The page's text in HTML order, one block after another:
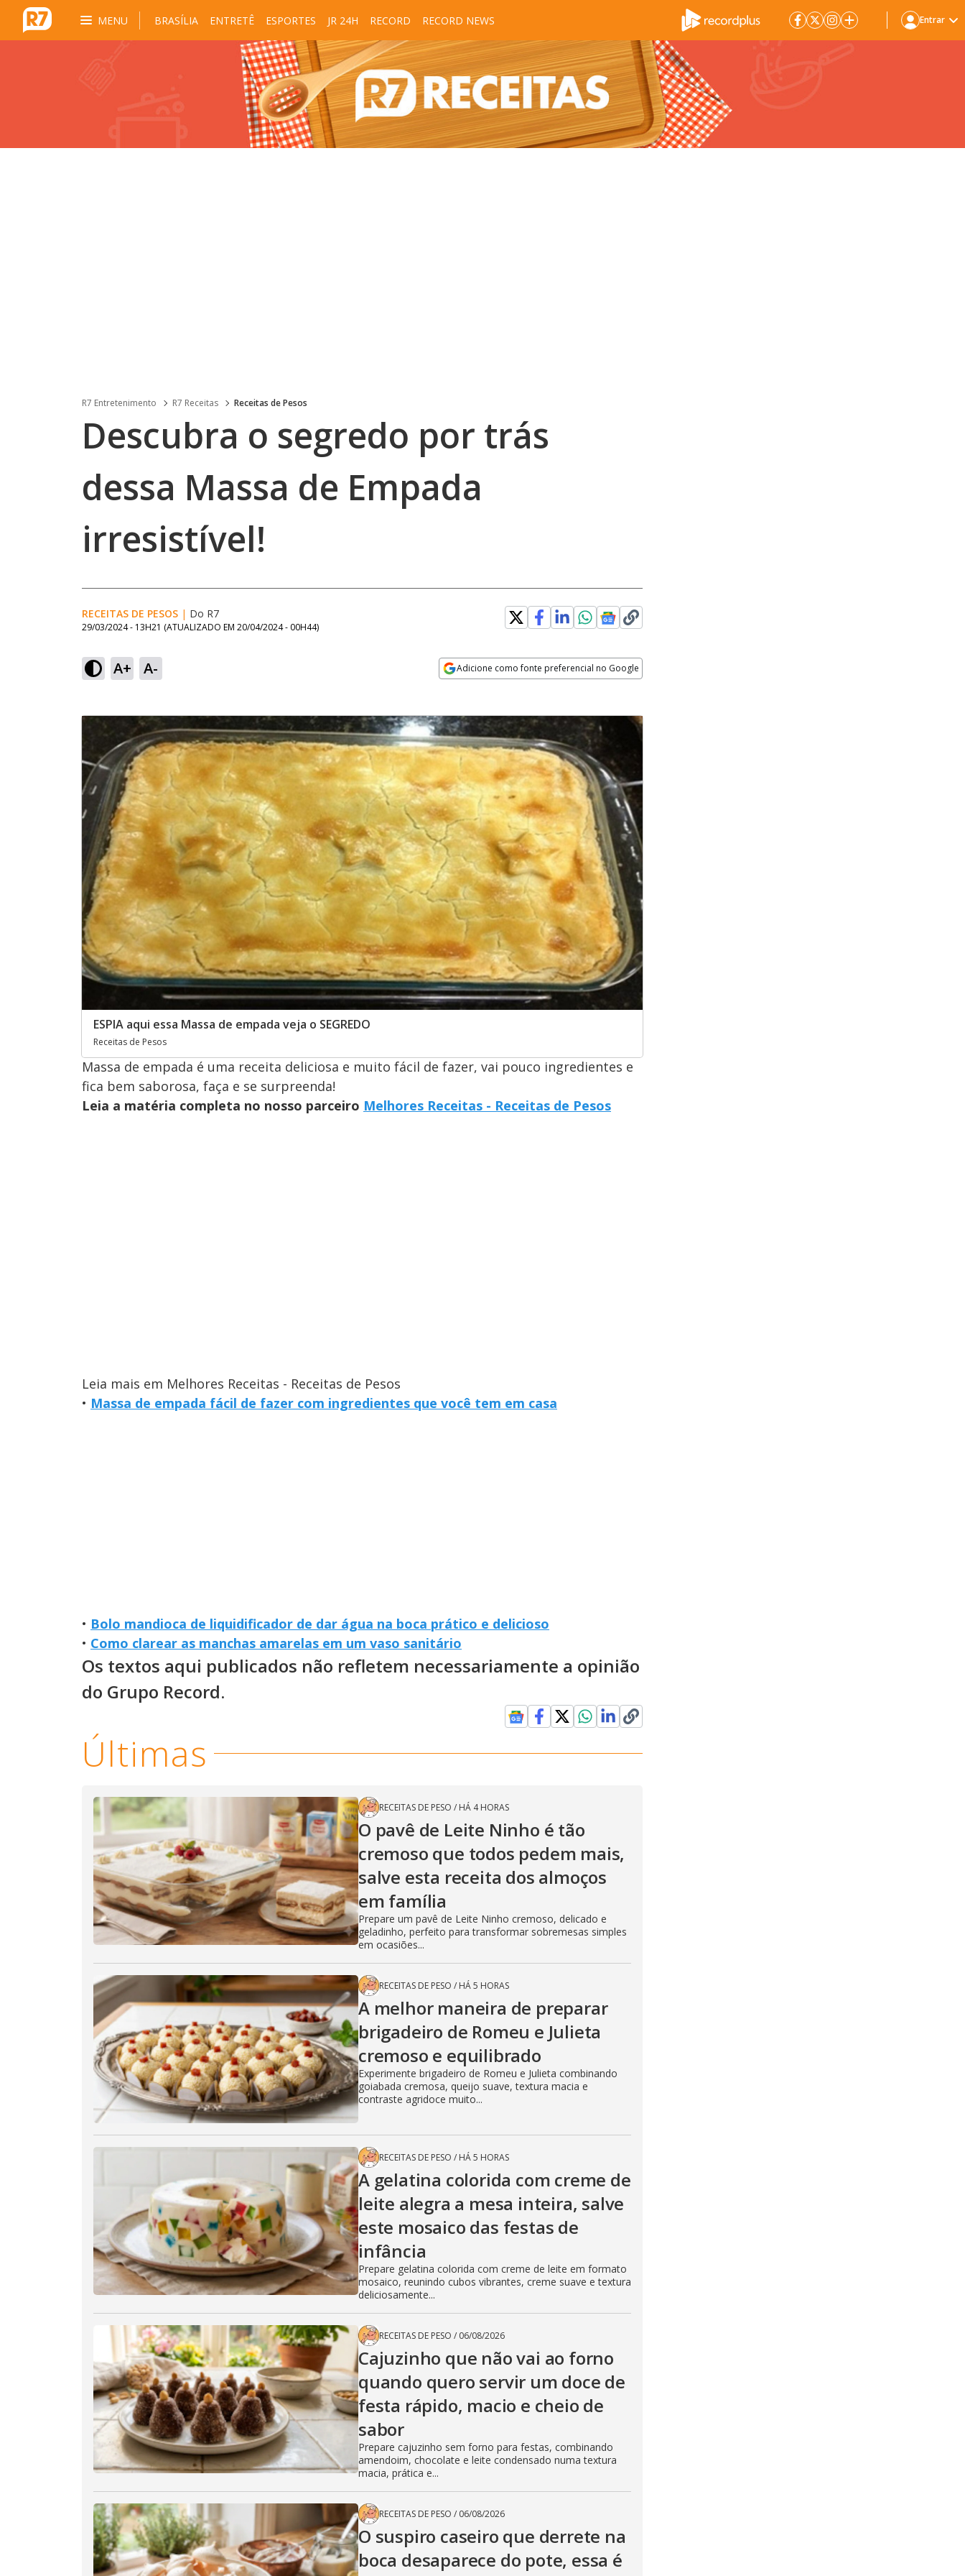
MENU BRASÍLIA ENTRETÊ ESPORTES JR 24H RECORD RECORD NEWS Entrar
R7 Entretenimento R7 Receitas Receitas de Pesos
Descubra o segredo por trás
dessa Massa de Empada
irresistível!
RECEITAS DE PESOS | Do R7
29/03/2024 - 13H21 (ATUALIZADO EM 20/04/2024 - 00H44)
A+ A- Adicione como fonte preferencial no Google
ESPIA aqui essa Massa de empada veja o SEGREDO
Receitas de Pesos
Massa de empada é uma receita deliciosa e muito fácil de fazer, vai pouco ingredientes e
fica bem saborosa, faça e se surpreenda!
Leia a matéria completa no nosso parceiro Melhores Receitas - Receitas de Pesos
Leia mais em Melhores Receitas - Receitas de Pesos
• Massa de empada fácil de fazer com ingredientes que você tem em casa
• Bolo mandioca de liquidificador de dar água na boca prático e delicioso
• Como clarear as manchas amarelas em um vaso sanitário
Os textos aqui publicados não refletem necessariamente a opinião
do Grupo Record.
Últimas
RECEITAS DE PESO / HÁ 4 HORAS
O pavê de Leite Ninho é tão
cremoso que todos pedem mais,
salve esta receita dos almoços
em família
Prepare um pavê de Leite Ninho cremoso, delicado e
geladinho, perfeito para transformar sobremesas simples
em ocasiões...
RECEITAS DE PESO / HÁ 5 HORAS
A melhor maneira de preparar
brigadeiro de Romeu e Julieta
cremoso e equilibrado
Experimente brigadeiro de Romeu e Julieta combinando
goiabada cremosa, queijo suave, textura macia e
contraste agridoce muito...
RECEITAS DE PESO / HÁ 5 HORAS
A gelatina colorida com creme de
leite alegra a mesa inteira, salve
este mosaico das festas de
infância
Prepare gelatina colorida com creme de leite em formato
mosaico, reunindo cubos vibrantes, creme suave e textura
deliciosamente...
RECEITAS DE PESO / 06/08/2026
Cajuzinho que não vai ao forno
quando quero servir um doce de
festa rápido, macio e cheio de
sabor
Prepare cajuzinho sem forno para festas, combinando
amendoim, chocolate e leite condensado numa textura
macia, prática e...
RECEITAS DE PESO / 06/08/2026
O suspiro caseiro que derrete na
boca desaparece do pote, essa é